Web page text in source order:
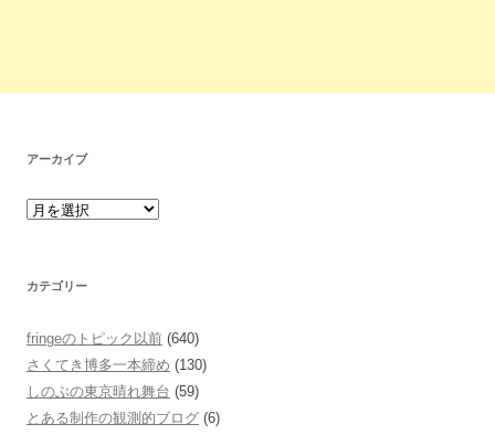
アーカイブ
カテゴリー
fringeのトピック以前 (640)
さくてき博多一本締め (130)
しのぶの東京晴れ舞台 (59)
とある制作の観測的ブログ (6)